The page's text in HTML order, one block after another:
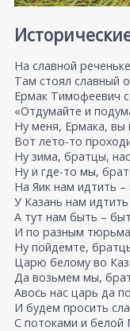
На славной
Там стоял славный
Ермак Тимофеевич
«Отдумайте и
Ну меня, Ермака, вы
Вот лето-то
Ну зима, братцы,
Ну и где-то мы,
На Яик нам идтить –
У Казань нам
А тут нам быть –
И по разным
Ну пойдемте,
Царю белому во
Да возьмем мы,
Авось нас царь да
И будем просить
С потоками и